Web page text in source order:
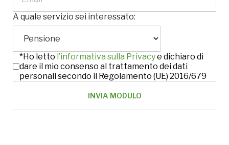
A quale servizio sei interessato:
*Ho letto l’informativa sulla Privacye dichiaro di
dare il mio consenso al trattamento dei dati
personali secondo il Regolamento (UE) 2016/679